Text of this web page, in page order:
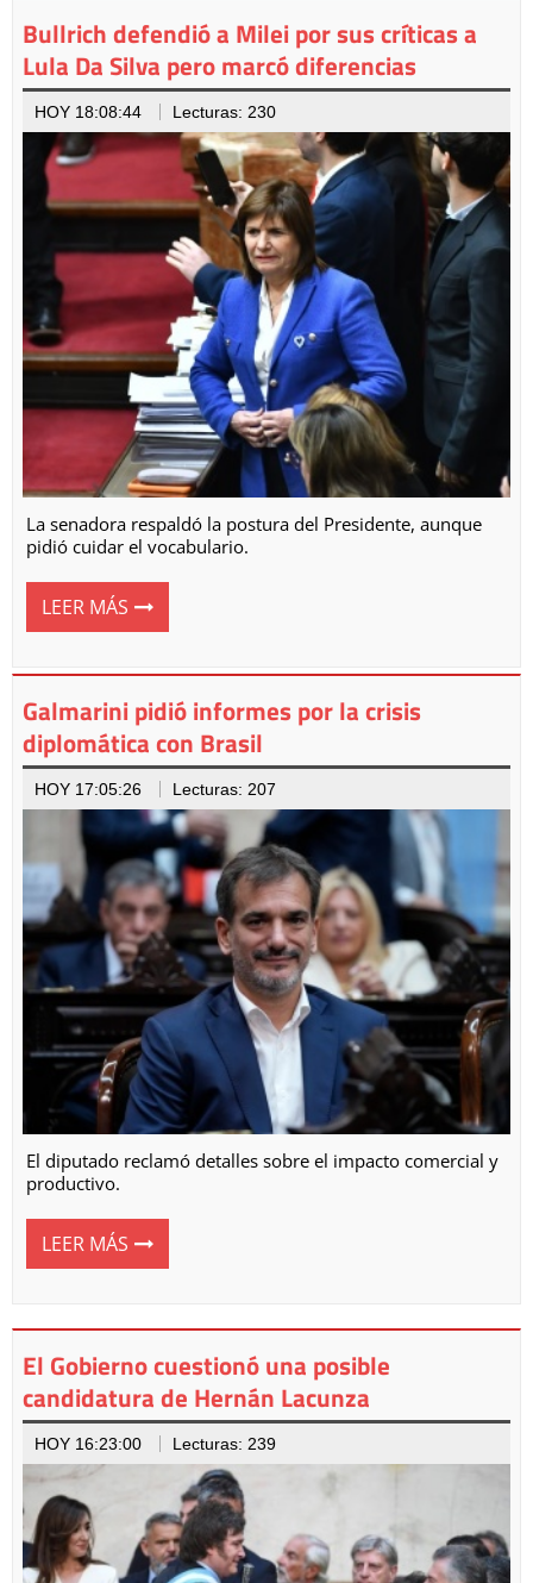
Bullrich defendió a Milei por sus críticas a
Lula Da Silva pero marcó diferencias
HOY 18:08:44 Lecturas: 230
La senadora respaldó la postura del Presidente, aunque
pidió cuidar el vocabulario.
LEER MÁS
Galmarini pidió informes por la crisis
diplomática con Brasil
HOY 17:05:26 Lecturas: 207
El diputado reclamó detalles sobre el impacto comercial y
productivo.
LEER MÁS
El Gobierno cuestionó una posible
candidatura de Hernán Lacunza
HOY 16:23:00 Lecturas: 239